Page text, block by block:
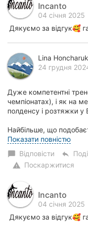
Incanto
04 січня 2025
Дякуємо за відгук🥰
Lina Honcharuk
24 грудня
Дуже компетентні
чемпіонатах), і як на
полденсу і розтяжки у
Найбільше, що
нуляча, а через кілька
Показати повністю
chat_bubble Відповісти reply
warning Поскаржитися
Incanto
04 січня 2025
Дякуємо за відгук🥰